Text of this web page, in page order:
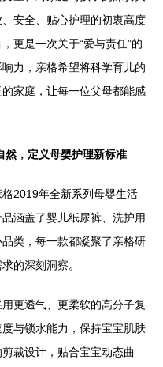
安全、贴心护理的初衷高度
更是一次关于“爱与责任”的
力，亲格希望将科学育儿的
家庭，让每一位父母都能感
然，定义母婴护理新标准
2019年全新系列母婴生活
涵盖了婴儿纸尿裤、洗护用
类，每一款都凝聚了亲格研
的深刻洞察。
用更透气、更柔软的高分子复
与锁水能力，保持宝宝肌肤
裁设计，贴合宝宝动态曲